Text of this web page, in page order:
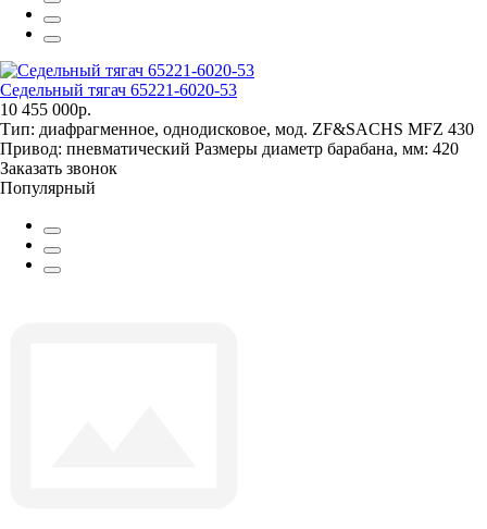
Седельный тягач 65221-6020-53
10 455 000р.
Тип: диафрагменное, однодисковое, мод. ZF&SACHS MFZ 430
Привод: пневматический Размеры диаметр барабана, мм: 420
Заказать звонок
Популярный